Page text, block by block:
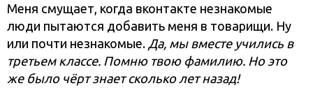
Меня смущает, когда вконтакте незнакомые
люди пытаются добавить меня в товарищи. Ну
или почти незнакомые. Да, мы вместе учились в
третьем классе. Помню твою фамилию. Но это
же было чёрт знает сколько лет назад!